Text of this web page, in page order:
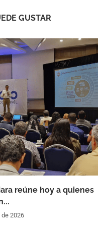
GUSTAR
reúne hoy a quienes
2026